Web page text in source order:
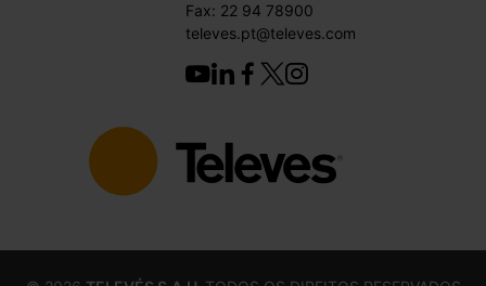
Fax: 22 94 78900
televes.pt@televes.com